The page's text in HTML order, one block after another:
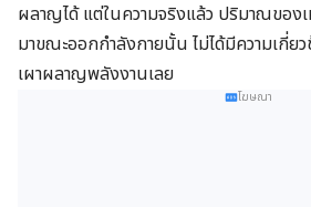
ผลาญได้ แต่ในความจริงแล้ว ปริมาณของ
มาขณะออกกำลังกายนั้น ไม่ได้มีความเกี่ย
เผาผลาญพลังงานเลย
โฆษณา